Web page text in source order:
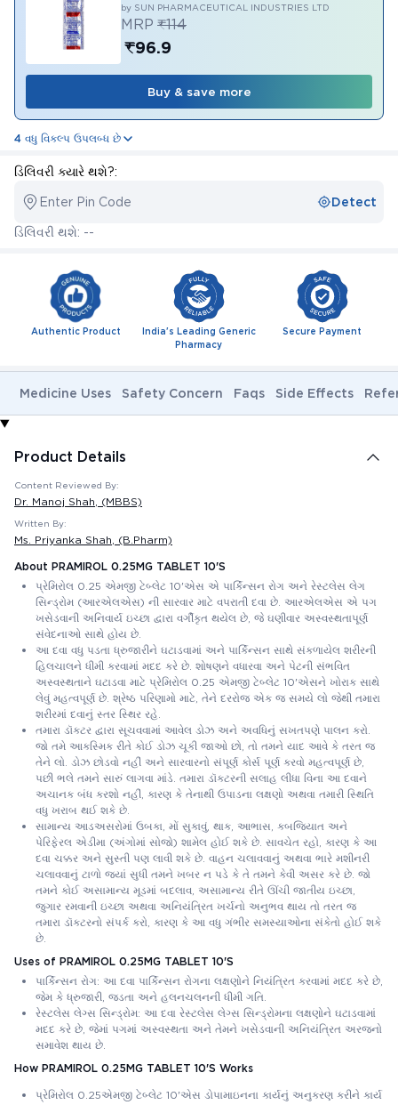
by SUN PHARMACEUTICAL INDUSTRIES LTD
MRP ₹114
₹96.9
Buy & save more
4 વધુ વિકલ્પ ઉપલબ્ધ છે
ડિલિવરી ક્યારે થશે?:
Enter Pin Code Detect
ડિલિવરી થશે: --
Authentic Product
India's Leading Generic
Pharmacy
Secure Payment
Medicine Uses Safety Concern Faqs Side Effects
Product Details
Content Reviewed By:
Dr. Manoj Shah , (MBBS)
Written By:
Ms. Priyanka Shah , (B.Pharm)
About PRAMIROL 0.25MG TABLET 10'S
પ્રેમિરોલ 0.25 એમજી ટેબ્લેટ 10'એસ એ પાર્કિન્સન રોગ અને રેસ્ટલેસ લેગ
સિન્ડ્રોમ (આરએલએસ) ની સારવાર માટે વપરાતી દવા છે. આરએલએસ એ પગ
ખસેડવાની અનિવાર્ય ઇચ્છા દ્વારા વર્ગીકૃત થયેલ છે, જે ઘણીવાર અસ્વસ્થતાપૂર્ણ
સંવેદનાઓ સાથે હોય છે.
આ દવા વધુ પડતા ધ્રુજારીને ઘટાડવામાં અને પાર્કિન્સન સાથે સંકળાયેલ શરીરની
હિલચાલને ધીમી કરવામાં મદદ કરે છે. શોષણને વધારવા અને પેટની સંભવિત
અસ્વસ્થતાને ઘટાડવા માટે પ્રેમિરોલ 0.25 એમજી ટેબ્લેટ 10'એસને ખોરાક સાથે
લેવું મહત્વપૂર્ણ છે. શ્રેષ્ઠ પરિણામો માટે, તેને દરરોજ એક જ સમયે લો જેથી તમારા
શરીરમાં દવાનું સ્તર સ્થિર રહે.
તમારા ડૉક્ટર દ્વારા સૂચવવામાં આવેલ ડોઝ અને અવધિનું સખતપણે પાલન કરો.
જો તમે આકસ્મિક રીતે કોઈ ડોઝ ચૂકી જાઓ છો, તો તમને યાદ આવે કે તરત જ
તેને લો. ડોઝ છોડવો નહીં અને સારવારનો સંપૂર્ણ કોર્સ પૂર્ણ કરવો મહત્વપૂર્ણ છે,
પછી ભલે તમને સારું લાગવા માંડે. તમારા ડૉક્ટરની સલાહ લીધા વિના આ દવાને
અચાનક બંધ કરશો નહીં, કારણ કે તેનાથી ઉપાડના લક્ષણો અથવા તમારી સ્થિતિ
વધુ ખરાબ થઈ શકે છે.
સામાન્ય આડઅસરોમાં ઉબકા, મોં સુકાવું, થાક, આભાસ, કબજિયાત અને
પેરિફેરલ એડીમા (અંગોમાં સોજો) શામેલ હોઈ શકે છે. સાવચેત રહો, કારણ કે આ
દવા ચક્કર અને સુસ્તી પણ લાવી શકે છે. વાહન ચલાવવાનું અથવા ભારે મશીનરી
ચલાવવાનું ટાળો જ્યાં સુધી તમને ખબર ન પડે કે તે તમને કેવી અસર કરે છે. જો
તમને કોઈ અસામાન્ય મૂડમાં બદલાવ, અસામાન્ય રીતે ઊંચી જાતીય ઇચ્છા,
જુગાર રમવાની ઇચ્છા અથવા અનિયંત્રિત ખર્ચનો અનુભવ થાય તો તરત જ
તમારા ડૉક્ટરનો સંપર્ક કરો, કારણ કે આ વધુ ગંભીર સમસ્યાઓના સંકેતો હોઈ શકે
છે.
Uses of PRAMIROL 0.25MG TABLET 10'S
પાર્કિન્સન રોગ: આ દવા પાર્કિન્સન રોગના લક્ષણોને નિયંત્રિત કરવામાં મદદ કરે છે,
જેમ કે ધ્રુજારી, જડતા અને હલનચલનની ધીમી ગતિ.
રેસ્ટલેસ લેગ્સ સિન્ડ્રોમ: આ દવા રેસ્ટલેસ લેગ્સ સિન્ડ્રોમના લક્ષણોને ઘટાડવામાં
મદદ કરે છે, જેમાં પગમાં અસ્વસ્થતા અને તેમને ખસેડવાની અનિયંત્રિત અરજનો
સમાવેશ થાય છે.
How PRAMIROL 0.25MG TABLET 10'S Works
પ્રેમિરોલ 0.25એમજી ટેબ્લેટ 10'એસ ડોપામાઇનના કાર્યનું અનુકરણ કરીને કાર્ય